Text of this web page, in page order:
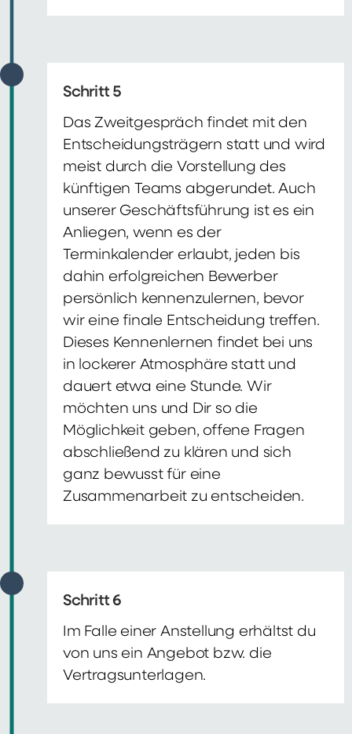
Schritt 5
Das Zweitgespräch findet mit den
Entscheidungsträgern statt und wird
meist durch die Vorstellung des
künftigen Teams abgerundet. Auch
unserer Geschäftsführung ist es ein
Anliegen, wenn es der
Terminkalender erlaubt, jeden bis
dahin erfolgreichen Bewerber
persönlich kennenzulernen, bevor
wir eine finale Entscheidung treffen.
Dieses Kennenlernen findet bei uns
in lockerer Atmosphäre statt und
dauert etwa eine Stunde. Wir
möchten uns und Dir so die
Möglichkeit geben, offene Fragen
abschließend zu klären und sich
ganz bewusst für eine
Zusammenarbeit zu entscheiden.
Schritt 6
Im Falle einer Anstellung erhältst du
von uns ein Angebot bzw. die
Vertragsunterlagen.